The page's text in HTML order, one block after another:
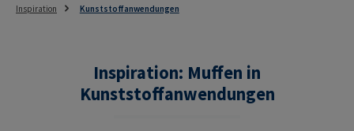
Inspiration Kunststoffanwendungen
Inspiration: Muffen in
Kunststoffanwendungen